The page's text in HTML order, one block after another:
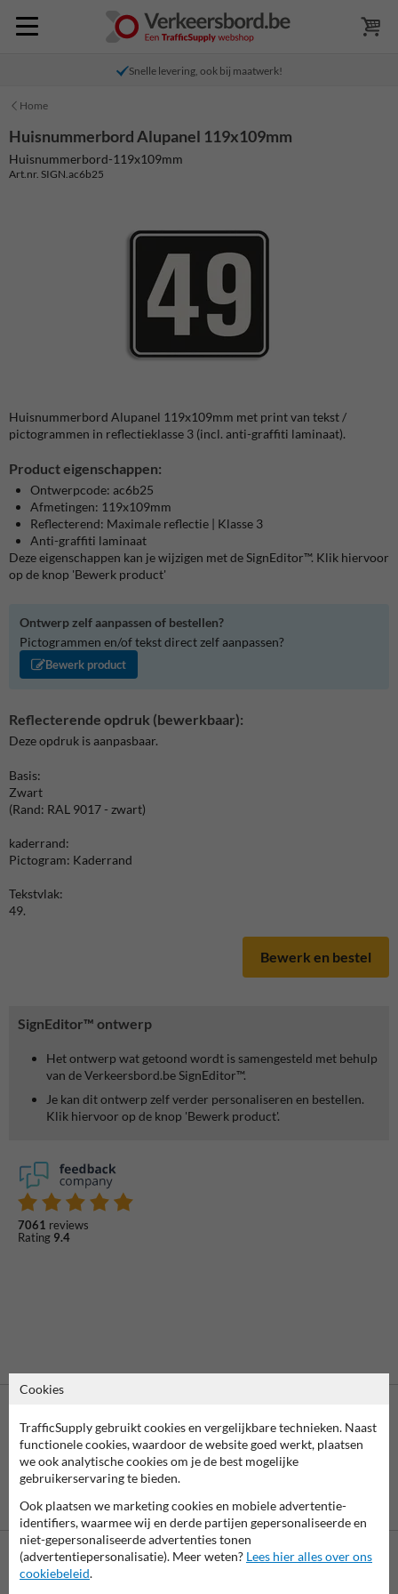
Snelle levering, ook bij maatwerk!
Home
SignEditor™ ontwerp
Het ontwerp wat getoond wordt is samengesteld met behulp
van de Verkeersbord.be SignEditor™.
Je kan dit ontwerp zelf verder personaliseren en bestellen.
Klik hiervoor op de knop 'Bewerk product'.
7061 reviews
Rating 9.4
Huisnummerbord Alupanel 119x109mm
Huisnummerbord-119x109mm
Art.nr. SIGN.ac6b25
Huisnummerbord Alupanel 119x109mm met print van tekst /
pictogrammen in reflectieklasse 3 (incl. anti-graffiti laminaat).
Product eigenschappen:
Ontwerpcode: ac6b25
Afmetingen: 119x109mm
Reflecterend: Maximale reflectie | Klasse 3
Anti-graffiti laminaat
Deze eigenschappen kan je wijzigen met de SignEditor™. Klik hiervoor
op de knop 'Bewerk product'
Ontwerp zelf aanpassen of bestellen?
Pictogrammen en/of tekst direct zelf aanpassen?
Bewerk product
Reflecterende opdruk (bewerkbaar):
Deze opdruk is aanpasbaar.
Basis:
Zwart
(Rand: RAL 9017 - zwart)
kaderrand:
Pictogram: Kaderrand
Tekstvlak:
49.
Bewerk en bestel
per bank
is mogelijk
Neem contact met ons op
Cookies
TrafficSupply gebruikt cookies en vergelijkbare technieken. Naast
functionele cookies, waardoor de website goed werkt, plaatsen
we ook analytische cookies om je de best mogelijke
gebruikerservaring te bieden.
Ook plaatsen we marketing cookies en mobiele advertentie-
identifiers, waarmee wij en derde partijen gepersonaliseerde en
niet-gepersonaliseerde advertenties tonen
(advertentiepersonalisatie). Meer weten? Lees hier alles over ons
cookiebeleid.